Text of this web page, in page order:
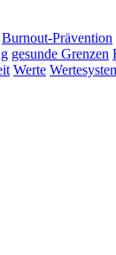
Burnout-Prävention
gesunde Grenzen
Werte